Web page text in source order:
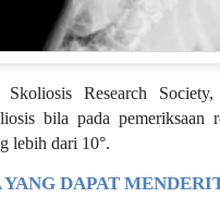
Research Society,
bila pada pemeriksaan
lebih dari 10°.
YANG DAPAT